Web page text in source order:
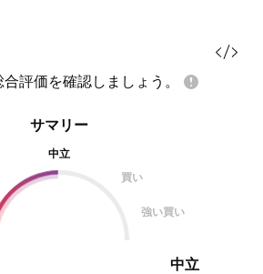
評価を確認しましょう。
サマリー
中立
買い
強い買い
中立